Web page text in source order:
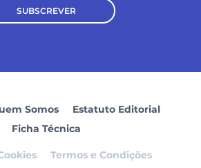
SUBSCREVER
Somos
Estatuto Editorial
Ficha Técnica
Termos e Condições